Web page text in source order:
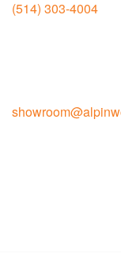
(514) 303-4004